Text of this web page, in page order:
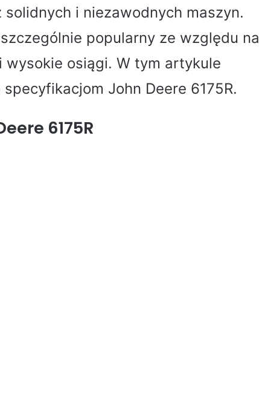
solidnych i niezawodnych maszyn.
popularny ze względu na
wysokie osiągi. W tym artykule
John Deere 6175R.
6175R